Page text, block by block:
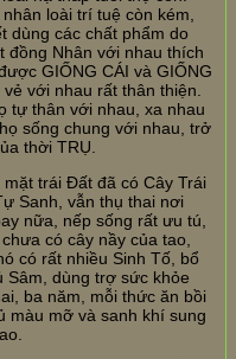
loài trí tuệ còn kém,
dùng các chất phẩm do
đồng Nhân với nhau thích
GIỐNG CÁI và GIỐNG
với nhau rất thân thiện.
tự thân với nhau, xa nhau
sống chung với nhau, trở
thời TRỤ.
trái Đất đã có Cây Trái
Sanh, vẫn thụ thai nơi
nữa, nếp sống rất ưu tú,
có cây nầy của tao,
có rất nhiều Sinh Tố, bổ
dùng trợ sức khỏe
ba năm, mỗi thức ăn bồi
màu mỡ và sanh khí sung